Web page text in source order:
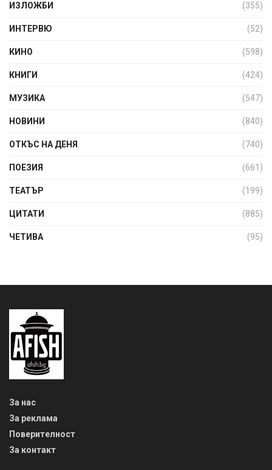
ИЗЛОЖБИ (355)
ИНТЕРВЮ (52)
КИНО (598)
КНИГИ (424)
МУЗИКА (547)
НОВИНИ (840)
ОТКЪС НА ДЕНЯ (740)
ПОЕЗИЯ (661)
ТЕАТЪР (199)
ЦИТАТИ (885)
ЧЕТИВА (95)
За нас
За реклама
Поверителност
За контакт